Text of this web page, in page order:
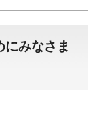
みなさま